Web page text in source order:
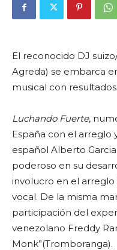
El reconocido DJ
Agreda) se embarca
musical con
Luchando Fuerte,
España con el arreglo
español Alberto
poderoso en su
involucro en el
vocal. De la misma
participación del
venezolano Freddy
Monk”(Tromboranga).